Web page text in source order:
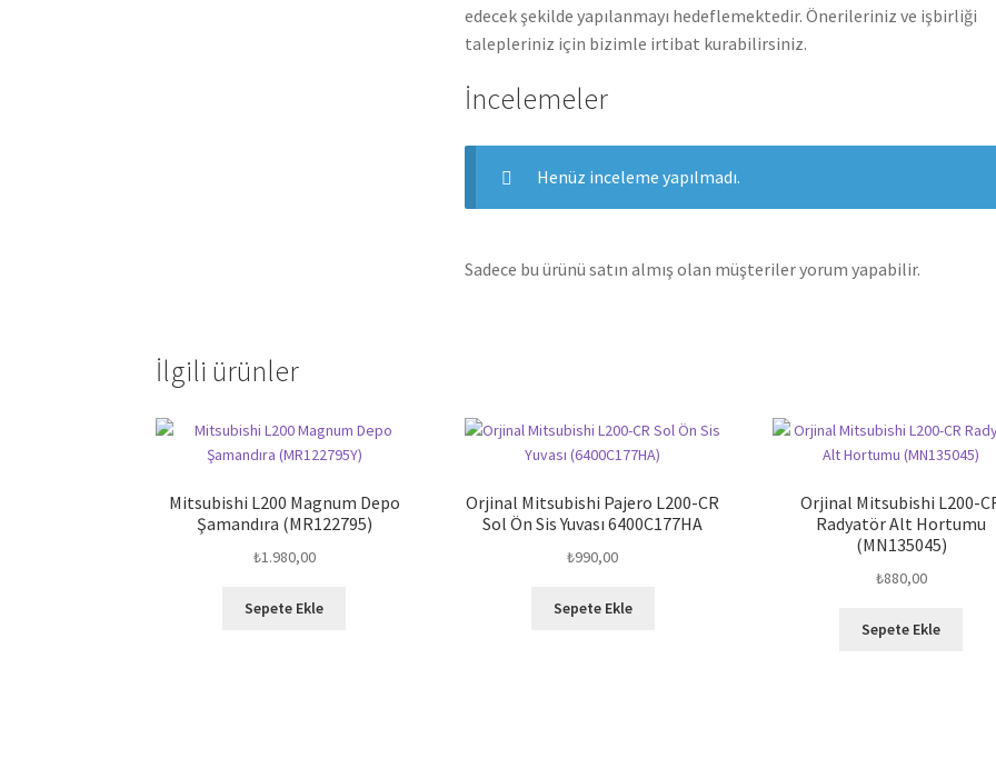
edecek şekilde yapılanmayı hedeflemektedir. Önerileriniz ve işbirliği
talepleriniz için bizimle irtibat kurabilirsiniz.
İncelemeler
Henüz inceleme yapılmadı.
Sadece bu ürünü satın almış olan müşteriler yorum yapabilir.
İlgili ürünler
Mitsubishi L200 Magnum Depo
Şamandıra (MR122795)
₺1.980,00
Sepete Ekle
Orjinal Mitsubishi Pajero L200-CR
Sol Ön Sis Yuvası 6400C177HA
₺990,00
Sepete Ekle
Orjinal Mitsubishi L200-
Radyatör Alt Hortumu
(MN135045)
₺880,00
Sepete Ekle